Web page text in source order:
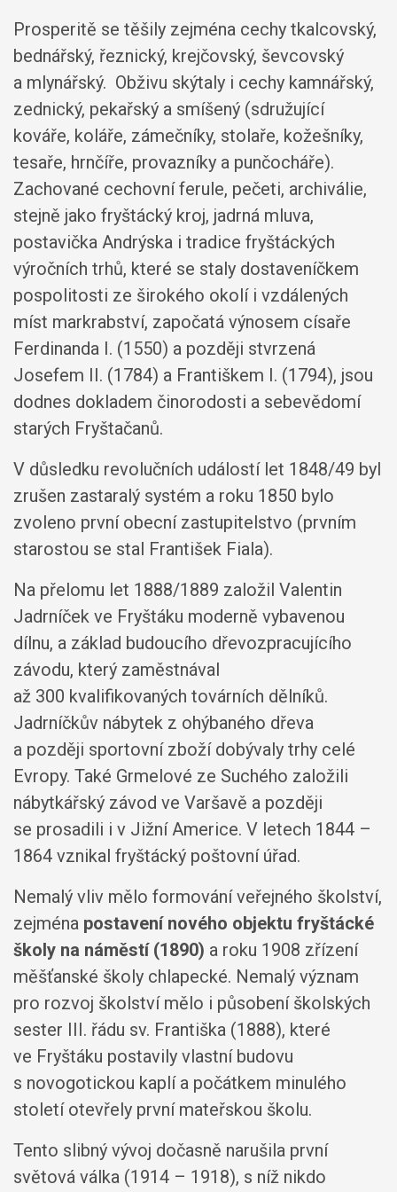
Prosperitě se těšily zejména cechy tkalcovský,
bednářský, řeznický, krejčovský, ševcovský
a mlynářský. Obživu skýtaly i cechy kamnářský,
zednický, pekařský a smíšený (sdružující
kováře, koláře, zámečníky, stolaře, kožešníky,
tesaře, hrnčíře, provazníky a punčocháře).
Zachované cechovní ferule, pečeti, archiválie,
stejně jako fryštácký kroj, jadrná mluva,
postavička Andrýska i tradice fryštáckých
výročních trhů, které se staly dostaveníčkem
pospolitosti ze širokého okolí i vzdálených
míst markrabství, započatá výnosem císaře
Ferdinanda I. (1550) a později stvrzená
Josefem II. (1784) a Františkem I. (1794), jsou
dodnes dokladem činorodosti a sebevědomí
starých Fryštačanů.
V důsledku revolučních událostí let 1848/49 byl
zrušen zastaralý systém a roku 1850 bylo
zvoleno první obecní zastupitelstvo (prvním
starostou se stal František Fiala).
Na přelomu let 1888/1889 založil Valentin
Jadrníček ve Fryštáku moderně vybavenou
dílnu, a základ budoucího dřevozpracujícího
závodu, který zaměstnával
až 300 kvalifikovaných továrních dělníků.
Jadrníčkův nábytek z ohýbaného dřeva
a později sportovní zboží dobývaly trhy celé
Evropy. Také Grmelové ze Suchého založili
nábytkářský závod ve Varšavě a později
se prosadili i v Jižní Americe. V letech 1844 –
1864 vznikal fryštácký poštovní úřad.
Nemalý vliv mělo formování veřejného školství,
zejména postavení nového objektu fryštácké
školy na náměstí (1890) a roku 1908 zřízení
měšťanské školy chlapecké. Nemalý význam
pro rozvoj školství mělo i působení školských
sester III. řádu sv. Františka (1888), které
ve Fryštáku postavily vlastní budovu
s novogotickou kaplí a počátkem minulého
století otevřely první mateřskou školu.
Tento slibný vývoj dočasně narušila první
světová válka (1914 – 1918), s níž nikdo